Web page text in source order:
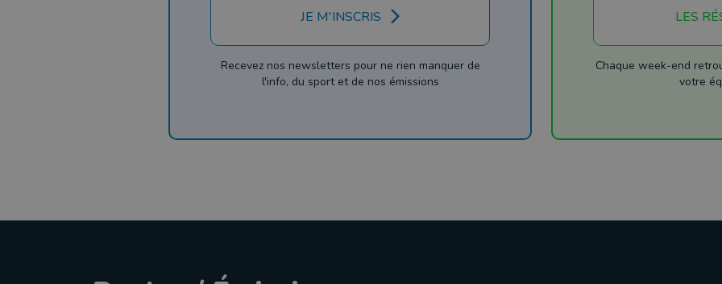
JE M'INSCRIS
Recevez nos newsletters pour ne rien manquer de
l'info, du sport et de nos émissions
LES
Chaque week-end
votre